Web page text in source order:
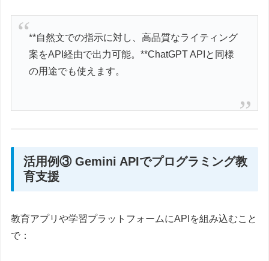
**自然文での指示に対し、高品質なライティング
案をAPI経由で出力可能。**ChatGPT APIと同様
の用途でも使えます。
活用例③ Gemini APIでプログラミング教
育支援
教育アプリや学習プラットフォームにAPIを組み込むこと
で：